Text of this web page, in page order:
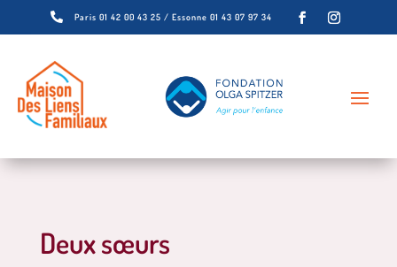
 Paris 01 42 00 43 25 / Essonne 01 43 07 97 34
Deux sœurs